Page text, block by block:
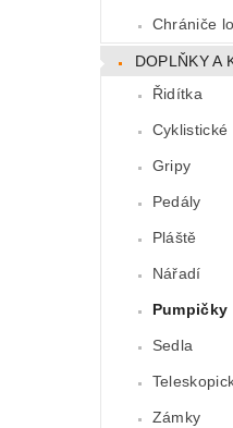
Chrániče
DOPLŇKY A
Řidítka
Cyklistické
Gripy
Pedály
Pláště
Nářadí
Pumpičky
Sedla
Zámky